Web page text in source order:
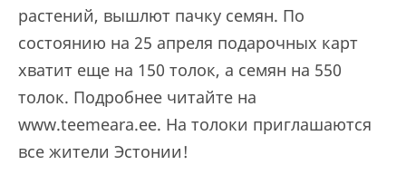
растений, вышлют пачку семян. По
состоянию на 25 апреля подарочных карт
хватит еще на 150 толок, а семян на 550
толок. Подробнее читайте на
www.teemeara.ee. На толоки приглашаются
все жители Эстонии!